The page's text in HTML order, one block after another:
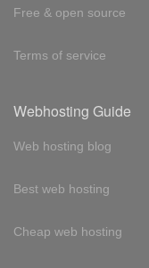
Free & open source
Terms of service
Webhosting Guide
Web hosting blog
Best web hosting
Cheap web hosting